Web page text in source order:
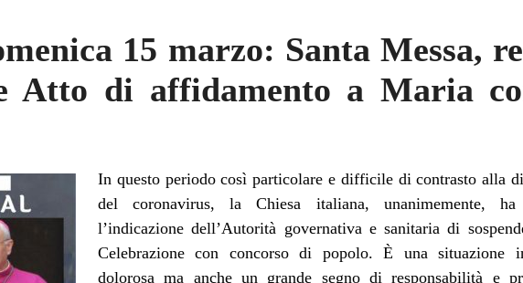
15 marzo: Santa Messa,
Atto di affidamento a Maria
In questo periodo così particolare e difficile di contrasto alla
del coronavirus, la Chiesa italiana, unanimemente, ha
l’indicazione dell’Autorità governativa e sanitaria di
Celebrazione con concorso di popolo. È una situazione
dolorosa ma anche un grande segno di responsabilità e